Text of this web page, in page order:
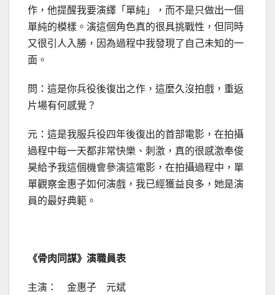
作，他提醒我要演繹「單純」，而不是只做出一個
單純的模樣。演這個角色真的很具挑戰性，但同時
又很引人入勝，因為過程中我發現了自己未知的一
面。
問：這是你兵役後復出之作，這麼久沒拍戲，重返
片場有何感覺？
元：這是我服兵役四年後復出的首部電影，在拍攝
過程中每一天都非常快樂、刺激，真的很感激奉俊
昊給予我這個機會參演這電影，在拍攝過程中，單
單觀察金惠子如何演戲，我已經獲益良多，她是演
員的最好典範。
《骨肉同謀》演職員表
主演： 金惠子 元斌